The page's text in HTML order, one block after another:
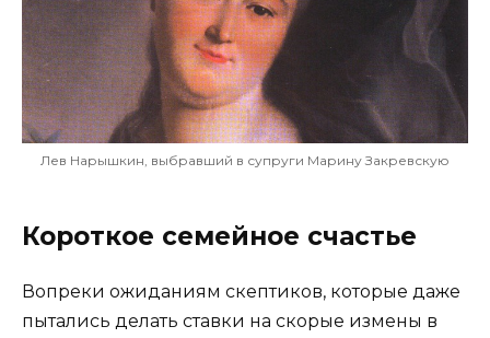
Лев Нарышкин, выбравший в супруги Марину Закревскую
Короткое семейное счастье
Вопреки ожиданиям скептиков, которые даже
пытались делать ставки на скорые измены в